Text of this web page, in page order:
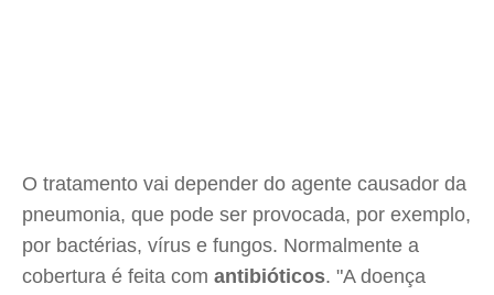
O tratamento vai depender do agente causador da
pneumonia, que pode ser provocada, por exemplo,
por bactérias, vírus e fungos. Normalmente a
cobertura é feita com antibióticos. "A doença